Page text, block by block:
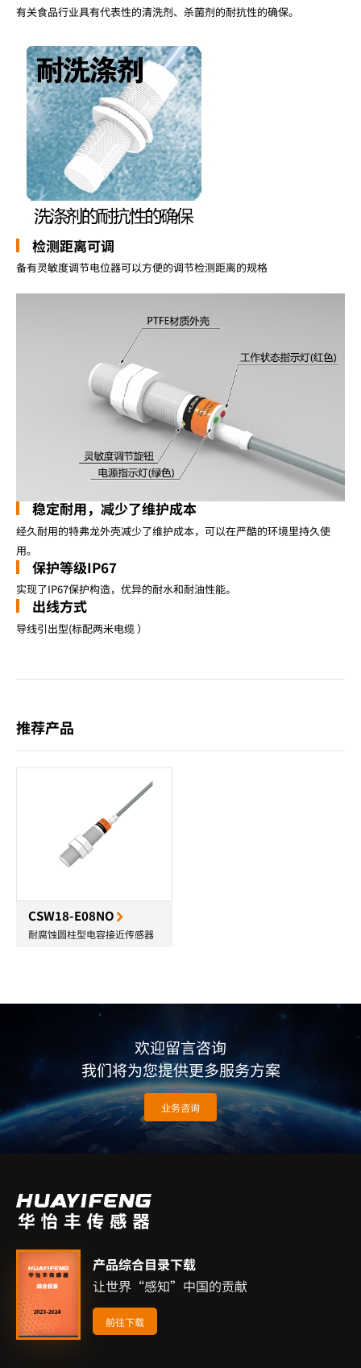
有关食品行业具有代表性的清洗剂、杀菌剂的耐抗性的确保。
检测距离可调
备有灵敏度调节电位器可以方便的调节检测距离的规格
稳定耐用，减少了维护成本
经久耐用的特弗龙外壳减少了维护成本，可以在严酷的环境里持久使
用。
保护等级IP67
实现了IP67保护构造，优异的耐水和耐油性能。
出线方式
导线引出型(标配两米电缆 ）
推荐产品
CSW18-E08NO
耐腐蚀圆柱型电容接近传感器
欢迎留言咨询
我们将为您提供更多服务方案
业务咨询
产品综合目录下载
让世界“感知”中国的贡献
前往下载